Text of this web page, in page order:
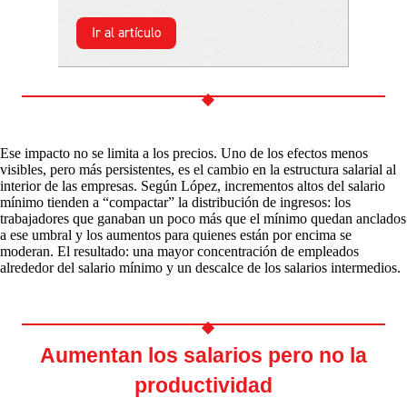
Ir al artículo
Ese impacto no se limita a los precios. Uno de los efectos menos
visibles, pero más persistentes, es el cambio en la estructura salarial al
interior de las empresas. Según López, incrementos altos del salario
mínimo tienden a “compactar” la distribución de ingresos: los
trabajadores que ganaban un poco más que el mínimo quedan anclados
a ese umbral y los aumentos para quienes están por encima se
moderan. El resultado: una mayor concentración de empleados
alrededor del salario mínimo y un descalce de los salarios intermedios.
Aumentan los salarios pero no la
productividad